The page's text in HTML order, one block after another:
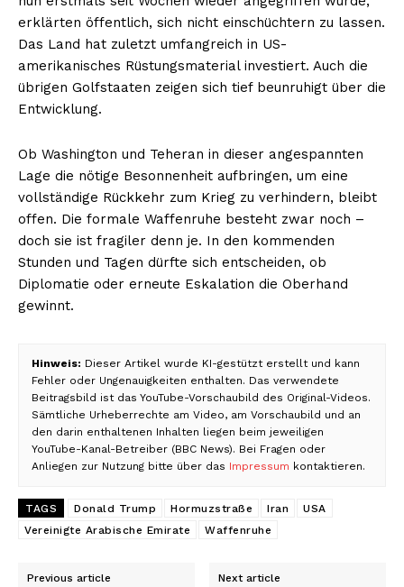
erklärten öffentlich, sich nicht einschüchtern zu lassen.
Das Land hat zuletzt umfangreich in US-
amerikanisches Rüstungsmaterial investiert. Auch die
übrigen Golfstaaten zeigen sich tief beunruhigt über die
Entwicklung.
Ob Washington und Teheran in dieser angespannten
Lage die nötige Besonnenheit aufbringen, um eine
vollständige Rückkehr zum Krieg zu verhindern, bleibt
offen. Die formale Waffenruhe besteht zwar noch –
doch sie ist fragiler denn je. In den kommenden
Stunden und Tagen dürfte sich entscheiden, ob
Diplomatie oder erneute Eskalation die Oberhand
gewinnt.
Hinweis: Dieser Artikel wurde KI-gestützt erstellt und kann
Fehler oder Ungenauigkeiten enthalten. Das verwendete
Beitragsbild ist das YouTube-Vorschaubild des Original-Videos.
Sämtliche Urheberrechte am Video, am Vorschaubild und an
den darin enthaltenen Inhalten liegen beim jeweiligen
YouTube-Kanal-Betreiber (BBC News). Bei Fragen oder
Anliegen zur Nutzung bitte über das Impressum kontaktieren.
TAGS Donald Trump Hormuzstraße Iran
USA
Vereinigte Arabische Emirate
Waffenruhe
Previous article Next article